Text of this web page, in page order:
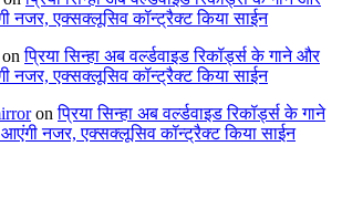
नजर, एक्सक्लूसिव कॉन्ट्रैक्ट किया साईन
onप्रिया सिन्हा अब वर्ल्डवाइड रिकॉर्ड्स के गाने और
नजर, एक्सक्लूसिव कॉन्ट्रैक्ट किया साईन
onप्रिया सिन्हा अब वर्ल्डवाइड रिकॉर्ड्स के गाने
नजर, एक्सक्लूसिव कॉन्ट्रैक्ट किया साईन